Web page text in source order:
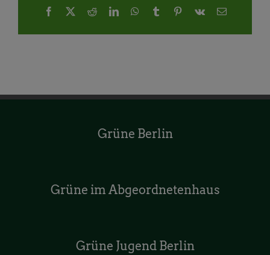
Facebook
X RedditLinkedInWhatsApp
TumblrPinterest
Vk
E-
Grüne Berlin
Grüne im Abgeordnetenhaus
Grüne Jugend Berlin